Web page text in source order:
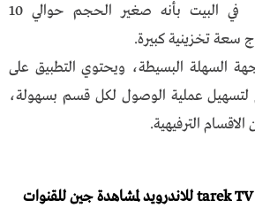
يمتاز تطبيق خلك في البيت بأنه صغير الحجم حوالي 10
سعة تخزينية كبيرة.
السهلة البسيطة، ويحتوي التطبيق على
لتسهيل عملية الوصول لكل قسم بسهولة،
الترفيهية.
تحميل تطبيق tarek TV Live للاندرويد لمشاهدة جين للقنوات